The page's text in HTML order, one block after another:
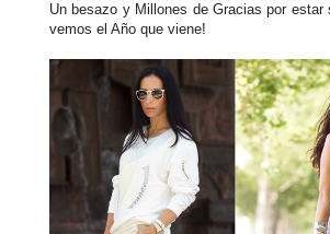
Un besazo y Millones de Gracias por estar
vemos el Año que viene!